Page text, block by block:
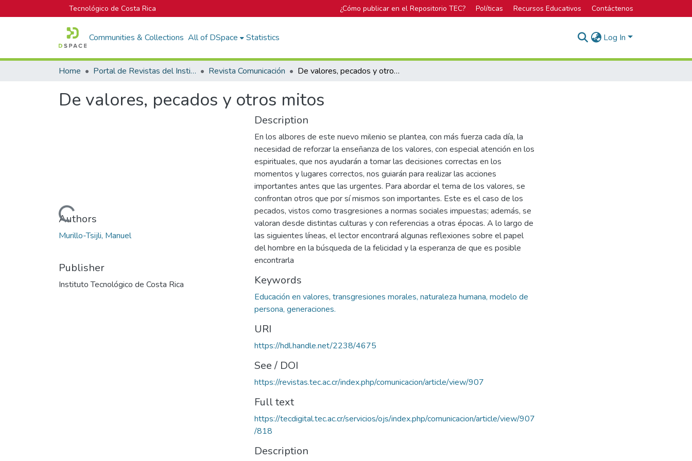
Tecnológico de Costa Rica ¿Cómo publicar en el Repositorio TEC? Políticas Recursos Educativos Contáctenos
Communities & Collections All of DSpace Statistics Log In
Home Portal de Revistas del Instituto Tecnológico de Costa Rica Revista Comunicación De valores, pecados y otros mitos
De valores, pecados y otros mitos
Loading...
Authors
Murillo-Tsijli, Manuel
Publisher
Instituto Tecnológico de Costa Rica
Description
En los albores de este nuevo milenio se plantea, con más fuerza cada día, la
necesidad de reforzar la enseñanza de los valores, con especial atención en los
espirituales, que nos ayudarán a tomar las decisiones correctas en los
momentos y lugares correctos, nos guiarán para realizar las acciones
importantes antes que las urgentes. Para abordar el tema de los valores, se
confrontan otros que por sí mismos son importantes. Este es el caso de los
pecados, vistos como trasgresiones a normas sociales impuestas; además, se
valoran desde distintas culturas y con referencias a otras épocas. A lo largo de
las siguientes líneas, el lector encontrará algunas reflexiones sobre el papel
del hombre en la búsqueda de la felicidad y la esperanza de que es posible
encontrarla
Keywords
Educación en valores, transgresiones morales, naturaleza humana, modelo de
persona, generaciones.
URI
https://hdl.handle.net/2238/4675
See / DOI
https://revistas.tec.ac.cr/index.php/comunicacion/article/view/907
Full text
https://tecdigital.tec.ac.cr/servicios/ojs/index.php/comunicacion/article/view/907
/818
Description